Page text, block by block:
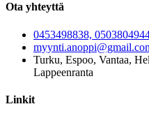
Ota yhteyttä
0453498838,
Turku, Espoo, Vantaa,
Lappeenranta
Linkit